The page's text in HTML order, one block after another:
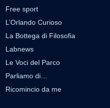
Free sport
L’Orlando Curioso
La Bottega di Filosofia
Labnews
Le Voci del Parco
Parliamo di…
Ricomincio da me